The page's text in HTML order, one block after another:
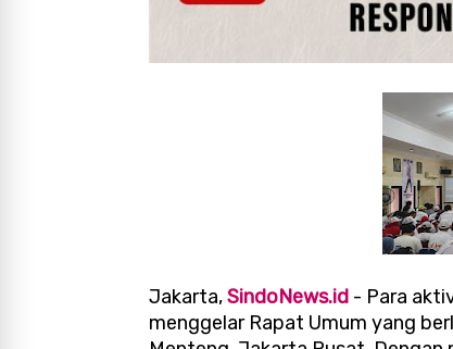
Jakarta,SindoNews.id - Para
menggelar Rapat Umum yang